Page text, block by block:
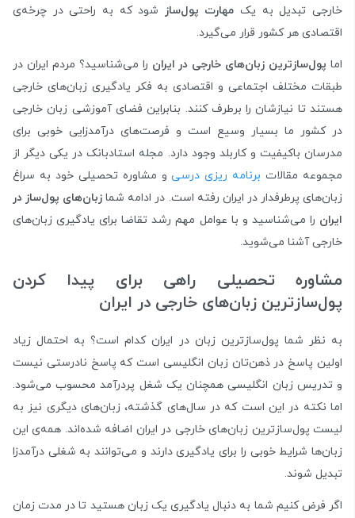
خارجی تبدیل به یک مهارت پول‌ساز شود که به راحتی در چرخه‌ی
اقتصادی هر کشور قرار می‌گیرد.
اما پول‌سازترین زبان‌های خارجی در ایران را می‌شناسید؟ مردم ایران در
طبقات مختلف اجتماعی و اقتصادی به فکر یادگیری زبان‌های خارجی
هستند تا نیازشان را برطرف کنند. بنابراین فضای آموزشی زبان خارجی
در کشور ما بسیار وسیع است و فرصت‌های درآمدزایی خوبی برای
مدرسان باکیفیت و کاربلد وجود دارد. مجله استادبانک در یکی دیگر از
مجموعه مقالات برنامه ریزی درسیو مشاوره تحصیلی خود به سراغ
زبان‌های پرطرفدار در ایران رفته است. در ادامه شما زبان‌های پول‌ساز در
ایران را می‌شناسید و با عوامل مهم رشد تقاضا برای یادگیری زبان‌های
خارجی آشنا می‌شوید.
مشاوره تحصیلی راهی برای پیدا کردن
پول‌سازترین زبان‌های خارجی در ایران
به نظر شما پول‌سازترین زبان در ایران کدام است؟ به احتمال زیاد
اولین پاسخ در ذهن‌تان زبان انگلیسی است که پاسخ نادرستی نیست
و تدریس زبان انگلیسی همچنان یک شغل پردرآمد محسوب می‌شود.
اما نکته در این است که در سال‌های گذشته، زبان‌های دیگری نیز به
لیست پول‌سازترین زبان‌های خارجی در ایران اضافه شده‌اند. همه‌ی این
زبان‌ها شرایط خوبی را برای یادگیری دارند و می‌توانند به شغلی درآمدزا
تبدیل شوند.
اگر فرض کنیم شما به دنبال یادگیری یک زبان هستید تا در مدت زمان